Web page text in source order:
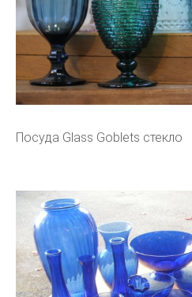
Посуда Glass Goblets стекло